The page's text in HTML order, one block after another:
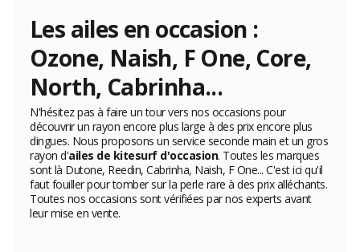
Les ailes en occasion :
Ozone, Naish, F One, Core,
North, Cabrinha...
N'hésitez pas à faire un tour vers nos occasions pour
découvrir un rayon encore plus large à des prix encore plus
dingues. Nous proposons un service seconde main et un gros
rayon d'ailes de kitesurf d'occasion. Toutes les marques
sont là Dutone, Reedin, Cabrinha, Naish, F One... C'est ici qu'il
faut fouiller pour tomber sur la perle rare à des prix alléchants.
Toutes nos occasions sont vérifiées par nos experts avant
leur mise en vente.